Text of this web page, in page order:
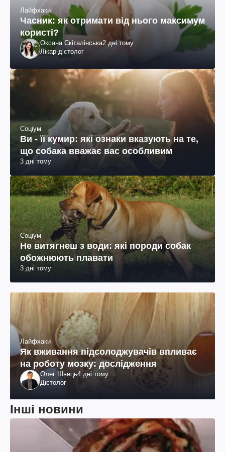
Лайфхаки
Часник: як отримати від нього максимум
користі?
Оксана Скіталінська2 дні тому
Лікар-дієтолог
Соціум
Ви - її кумир: які ознаки вказують на те,
що собака вважає вас особливим
3 дні тому
Соціум
Не витягнеш з води: які породи собак
обожнюють плавати
3 дні тому
Лайфхаки
Як вживання підсолоджувачів впливає
на роботу мозку: дослідження
Олег Швець4 дні тому
Дієтолог
Інші новини